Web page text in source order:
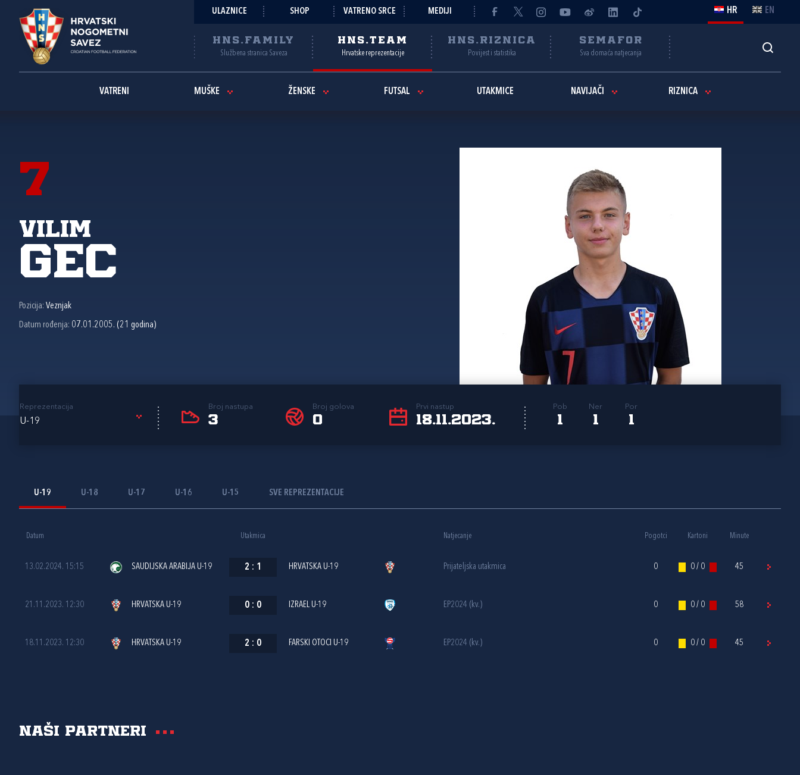
ULAZNICE SHOP VATRENO SRCE MEDIJI HR EN
HNS.FAMILY
Službena stranica Saveza
HNS.TEAM
Hrvatske reprezentacije
HNS.RIZNICA
Povijest i statistika
SEMAFOR
Sva domaća natjecanja
VATRENI MUŠKE ŽENSKE FUTSAL UTAKMICE NAVIJAČI RIZNICA
7
Vilim
Gec
Pozicija: Veznjak
Datum rođenja: 07.01.2005. (21 godina)
Reprezentacija
U-19
Broj nastupa
3
Broj golova
0
Prvi nastup
18.11.2023.
Pob
1
Ner
1
Por
1
U-19 U-18 U-17 U-16 U-15 SVE REPREZENTACIJE
Datum Utakmica Natjecanje Pogotci Kartoni Minute
13.02.2024. 15:15 SAUDIJSKA ARABIJA U-19 2 : 1 HRVATSKA U-19 Prijateljska utakmica 0 0 / 0 45
21.11.2023. 12:30 HRVATSKA U-19 0 : 0 IZRAEL U-19 EP2024 (kv.) 0 0 / 0 58
18.11.2023. 12:30 HRVATSKA U-19 2 : 0 FARSKI OTOCI U-19 EP2024 (kv.) 0 0 / 0 45
Naši partneri